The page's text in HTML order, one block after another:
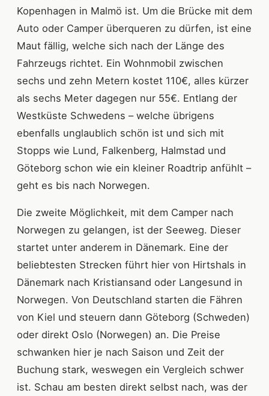
Kopenhagen in Malmö ist. Um die Brücke mit dem
Auto oder Camper überqueren zu dürfen, ist eine
Maut fällig, welche sich nach der Länge des
Fahrzeugs richtet. Ein Wohnmobil zwischen
sechs und zehn Metern kostet 110€, alles kürzer
als sechs Meter dagegen nur 55€. Entlang der
Westküste Schwedens – welche übrigens
ebenfalls unglaublich schön ist und sich mit
Stopps wie Lund, Falkenberg, Halmstad und
Göteborg schon wie ein kleiner Roadtrip anfühlt –
geht es bis nach Norwegen.
Die zweite Möglichkeit, mit dem Camper nach
Norwegen zu gelangen, ist der Seeweg. Dieser
startet unter anderem in Dänemark. Eine der
beliebtesten Strecken führt hier von Hirtshals in
Dänemark nach Kristiansand oder Langesund in
Norwegen. Von Deutschland starten die Fähren
von Kiel und steuern dann Göteborg (Schweden)
oder direkt Oslo (Norwegen) an. Die Preise
schwanken hier je nach Saison und Zeit der
Buchung stark, weswegen ein Vergleich schwer
ist. Schau am besten direkt selbst nach, was der